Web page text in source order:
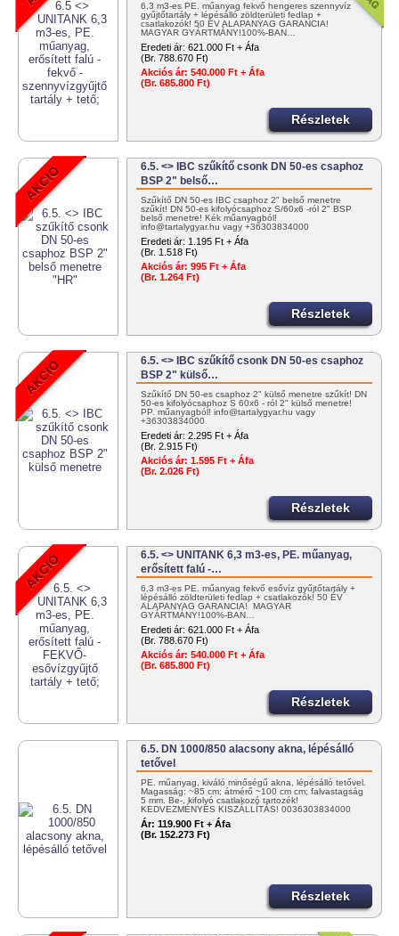
6,3 m3-es PE. műanyag fekvő hengeres szennyvíz
gyűjtőtartály + lépésálló zöldterületi fedlap +
csatlakozók! 50 ÉV ALAPANYAG GARANCIA!
MAGYAR GYÁRTMÁNY!100%-BAN…
Eredeti ár: 621.000 Ft + Áfa
(Br. 788.670 Ft)
Akciós ár: 540.000 Ft + Áfa
(Br. 685.800 Ft)
Részletek
6.5. <> IBC szűkítő csonk DN 50-es csaphoz
BSP 2" belső…
Szűkítő DN 50-es IBC csaphoz 2" belső menetre
szűkít! DN 50-es kifolyócsaphoz S/60x6 -ról 2" BSP
belső menetre! Kék műanyagból!
info@tartalygyar.hu vagy +36303834000
Eredeti ár: 1.195 Ft + Áfa
(Br. 1.518 Ft)
Akciós ár: 995 Ft + Áfa
(Br. 1.264 Ft)
Részletek
6.5. <> IBC szűkítő csonk DN 50-es csaphoz
BSP 2" külső…
Szűkítő DN 50-es csaphoz 2" külső menetre szűkít! DN
50-es kifolyócsaphoz S 60x6 - ról 2" külső menetre!
PP. műanyagból! info@tartalygyar.hu vagy
+36303834000
Eredeti ár: 2.295 Ft + Áfa
(Br. 2.915 Ft)
Akciós ár: 1.595 Ft + Áfa
(Br. 2.026 Ft)
Részletek
6.5. <> UNITANK 6,3 m3-es, PE. műanyag,
erősített falú -…
6,3 m3-es PE. műanyag fekvő esővíz gyűjtőtartály +
lépésálló zöldterületi fedlap + csatlakozók! 50 ÉV
ALAPANYAG GARANCIA! MAGYAR
GYÁRTMÁNY!100%-BAN…
Eredeti ár: 621.000 Ft + Áfa
(Br. 788.670 Ft)
Akciós ár: 540.000 Ft + Áfa
(Br. 685.800 Ft)
Részletek
6.5. DN 1000/850 alacsony akna, lépésálló
tetővel
PE. műanyag, kiváló minőségű akna, lépésálló tetővel.
Magasság: ~85 cm; átmérő ~100 cm cm; falvastagság
5 mm. Be-, kifolyó csatlakozó tartozék!
KEDVEZMÉNYES KISZÁLLÍTÁS! 0036303834000
vagy info@tartalygyar.hu
Ár: 119.900 Ft + Áfa
(Br. 152.273 Ft)
Részletek